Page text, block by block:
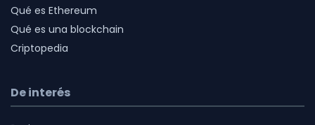
Qué es Ethereum
Qué es una blockchain
Criptopedia
De interés